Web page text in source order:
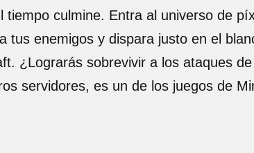
culmine. Entra al universo de
enemigos y dispara justo en el
¿Lograrás sobrevivir a los ataques
servidores, es un de los juegos de